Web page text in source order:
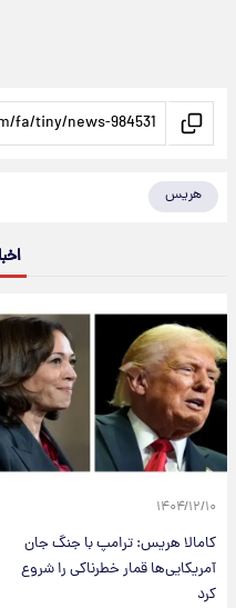
هریس
۱۴۰۴/۱۲/۱۰
کامالا هریس: ترامپ با جنگ جان
آمریکایی‌ها قمار خطرناکی را شروع
کرد